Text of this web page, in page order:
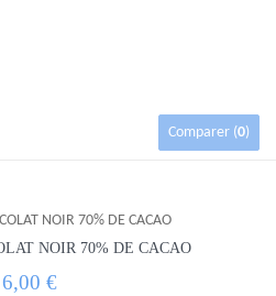
Comparer (0)
NOIR 70% DE CACAO
6,00 €